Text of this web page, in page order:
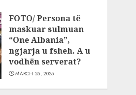
FOTO/ Persona të
maskuar sulmuan
“One Albania”,
ngjarja u fsheh. A u
vodhën serverat?
MARCH 25, 2025